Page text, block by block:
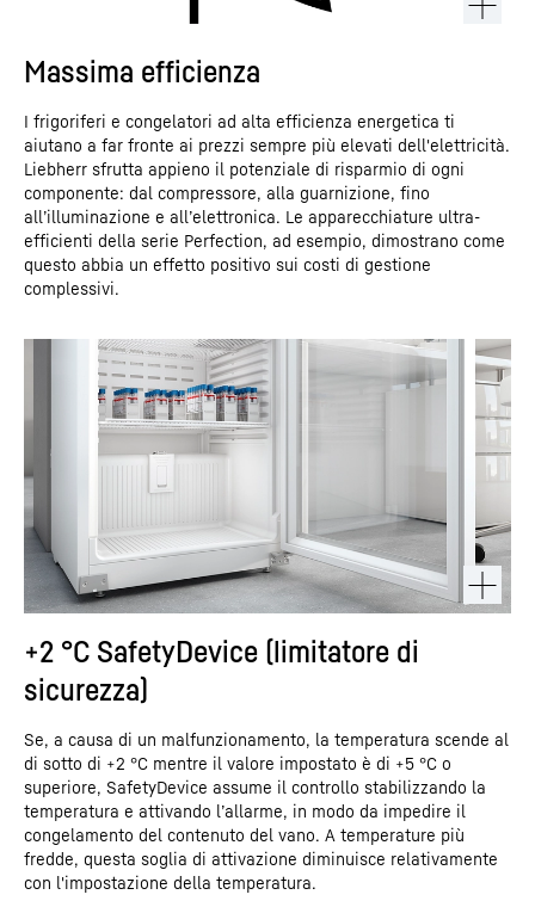
Massima efficienza
I frigoriferi e congelatori ad alta efficienza energetica ti
aiutano a far fronte ai prezzi sempre più elevati dell'elettricità.
Liebherr sfrutta appieno il potenziale di risparmio di ogni
componente: dal compressore, alla guarnizione, fino
all’illuminazione e all’elettronica. Le apparecchiature ultra-
efficienti della serie Perfection, ad esempio, dimostrano come
questo abbia un effetto positivo sui costi di gestione
complessivi.
+2 °C SafetyDevice (limitatore di
sicurezza)
Se, a causa di un malfunzionamento, la temperatura scende al
di sotto di +2 °C mentre il valore impostato è di +5 °C o
superiore, SafetyDevice assume il controllo stabilizzando la
temperatura e attivando l’allarme, in modo da impedire il
congelamento del contenuto del vano. A temperature più
fredde, questa soglia di attivazione diminuisce relativamente
con l'impostazione della temperatura.